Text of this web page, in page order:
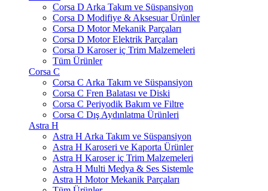
Corsa D Arka Takım ve Süspansiyon
Corsa D Modifiye & Aksesuar Ürünler
Corsa D Motor Mekanik Parçaları
Corsa D Motor Elektrik Parçaları
Corsa D Karoser iç Trim Malzemeleri
Tüm Ürünler
Corsa C
Corsa C Arka Takım ve Süspansiyon
Corsa C Fren Balatası ve Diski
Corsa C Periyodik Bakım ve Filtre
Corsa C Dış Aydınlatma Ürünleri
Astra H
Astra H Arka Takım ve Süspansiyon
Astra H Karoseri ve Kaporta Ürünler
Astra H Karoser iç Trim Malzemeleri
Astra H Multi Medya & Ses Sistemle
Astra H Motor Mekanik Parçaları